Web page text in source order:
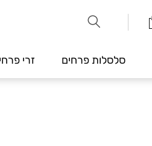
סלסלות פרחים זרי